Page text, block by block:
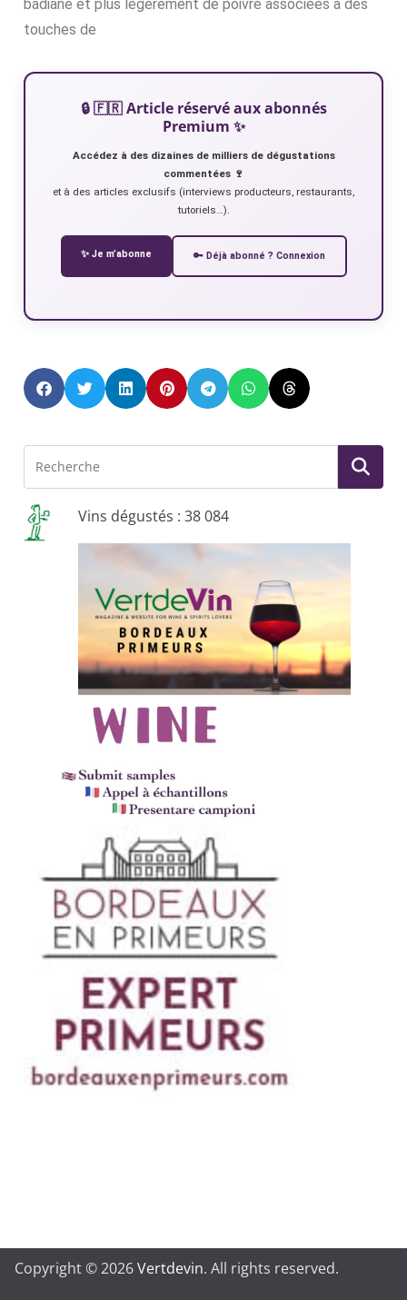
badiane et plus légèrement de poivre associées à des
touches de
🔒 🇫🇷 Article réservé aux abonnés
Premium ✨
Accédez à des dizaines de milliers de dégustations
commentées 🍷
et à des articles exclusifs (interviews producteurs, restaurants,
tutoriels…).
✨ Je m’abonne 🔑 Déjà abonné ? Connexion
Vins dégustés : 38 084
Copyright © 2026Vertdevin. All rights reserved.